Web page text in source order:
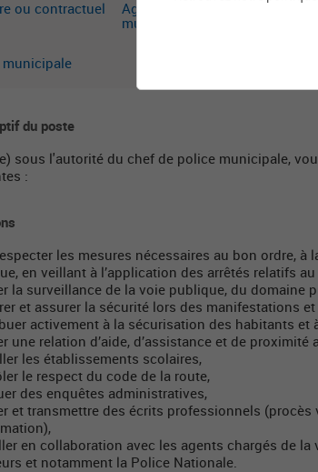
ou contractuel
Agent de police
municipale
du poste
sous l'autorité du chef de police municipale,
:
les mesures nécessaires au bon ordre,
en veillant à l’application des arrêtés relatifs
la surveillance de la voie publique, du domaine
et assurer la sécurité lors des manifestations
activement à la sécurisation des habitants et
une relation d’aide, d’assistance et de proximité
les établissements scolaires,
le respect du code de la route,
des enquêtes administratives,
et transmettre des écrits professionnels
en collaboration avec les agents chargés de
et notamment la Police Nationale.